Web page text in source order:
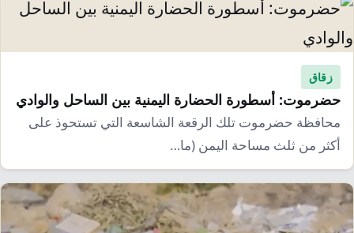
قصة
قصص رقمية
تقارير صور
فيديو
زقاق
حضرموت: أسطورة الحضارة اليمنية بين الساحل والوادي
محافظة حضرموت تلك الرقعة الشاسعة التي تستحوذ على
أكثر من ثلث مساحة اليمن (ما…